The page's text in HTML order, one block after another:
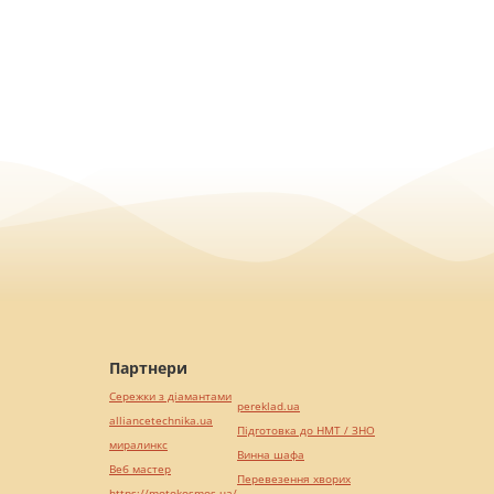
Партнери
Сережки з діамантами
alliancetechnika.ua
миралинкс
Веб мастер
pereklad.ua
Підготовка до НМТ / ЗНО
Винна шафа
Перевезення хворих